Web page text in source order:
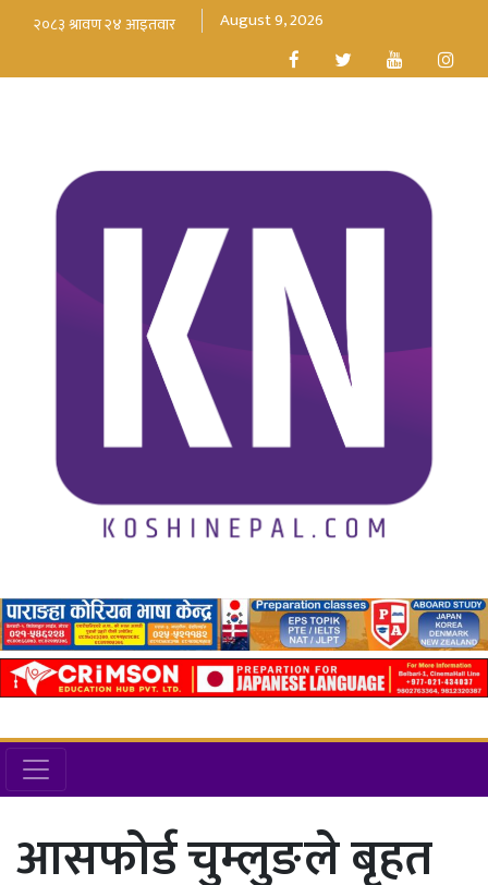
August 9, 2026
आसफोर्ड चुम्लुङले बृहत